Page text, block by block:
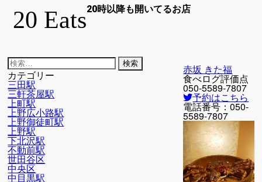
20 Eats20時以降も開いてるお店
検
索:
カテゴリー
三田駅
三軒茶屋駅
上町駅
上野広小路駅
上野御徒町駅
上野駅
下北沢駅
不動前駅
世田谷区
中央区
中目黒駅
赤坂 きた福
食べログ評価点
050-5589-7807
予約はこちら
電話番号：050-
5589-7807